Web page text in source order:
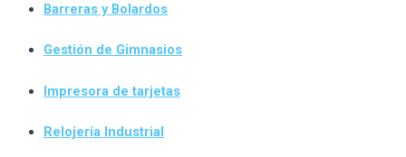
Barreras y Bolardos
Gestión de Gimnasios
Impresora de tarjetas
Relojería Industrial